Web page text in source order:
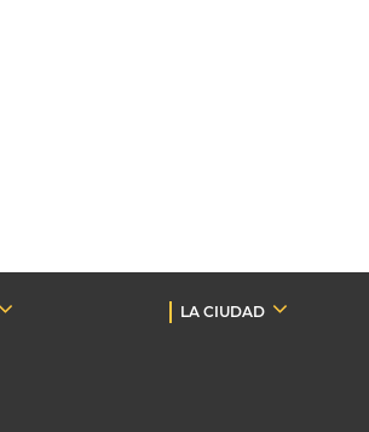
LA CIUDAD